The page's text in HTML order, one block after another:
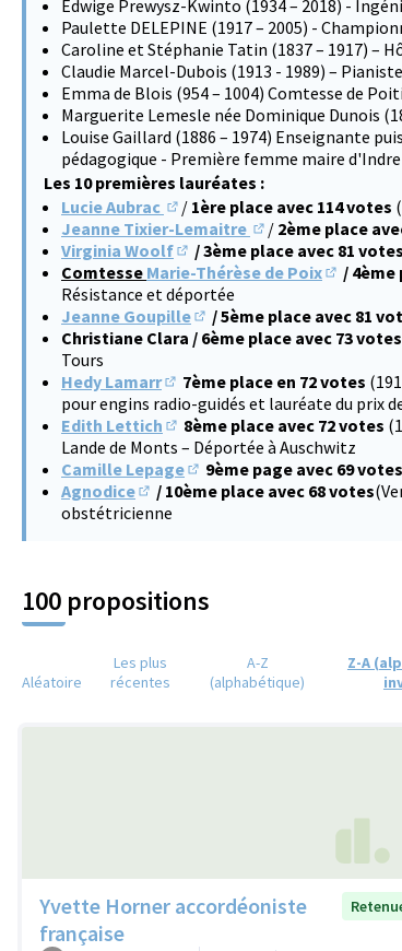
Edwige Prewysz-Kwinto (1934 – 2018) -
Paulette DELEPINE (1917 – 2005) -
Caroline et Stéphanie Tatin (1837 – 1917) –
Claudie Marcel-Dubois (1913 - 1989) –
Emma de Blois (954 – 1004) Comtesse de
Marguerite Lemesle née Dominique Dunois
Louise Gaillard (1886 – 1974) Enseignante
pédagogique - Première femme maire
Les 10 premières lauréates :
Lucie Aubrac
(S'ouvre dans un nouvel onglet)
/ 1ère place avec 114 votes
Jeanne Tixier-Lemaitre
(S'ouvre dans un
/ 2ème place
Virginia Woolf
(S'ouvre dans un nouvel
/ 3ème place avec 81 votes
Comtesse Marie-Thérèse de Poix
(S'ouvre
/ 4ème
Résistance et déportée
Jeanne Goupille
(S'ouvre dans un nouvel
/ 5ème place avec 81
Christiane Clara / 6ème place avec 73 votes
Tours
Hedy Lamarr
(S'ouvre dans un nouvel onglet)
7ème place en 72 votes
pour engins radio-guidés et lauréate du prix
Edith Lettich
(S'ouvre dans un nouvel onglet)
8ème place avec 72 votes
Lande de Monts – Déportée à Auschwitz
Camille Lepage
(S'ouvre dans un nouvel
9ème page avec 69 votes
Agnodice
(S'ouvre dans un nouvel onglet)
/ 10ème place avec 68 votes
obstétricienne
100 propositions
Aléatoire
Les plus
récentes
A-Z
(alphabétique)
Z-A
Yvette Horner accordéoniste
française